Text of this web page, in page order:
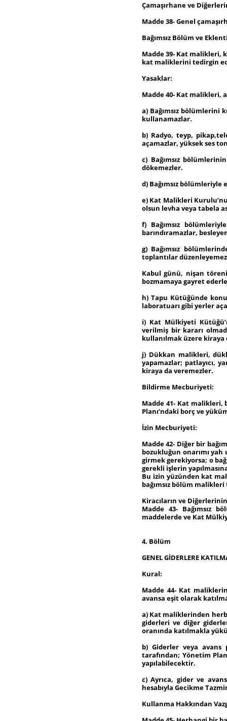
Çamaşırhane ve
Madde 38- Genel
Bağımsız Bölüm ve
Madde 39- Kat malikleri,
kat maliklerini tedirgin
Yasaklar:
Madde 40- Kat malikleri,
a) Bağımsız bölümlerini
kullanamazlar.
b) Radyo, teyp,
açamazlar, yüksek ses
c) Bağımsız
dökemezler.
d) Bağımsız
e) Kat Malikleri
olsun levha veya tabela
f) Bağımsız
barındıramazlar,
g) Bağımsız
toplantılar
Kabul günü, nişan
bozmamaya gayret
h) Tapu Kütüğünde
laboratuarı gibi yerler
i) Kat Mülkiyeti
verilmiş bir kararı
kullanılmak üzere kiraya
j) Dükkan malikleri,
yapamazlar; patlayıcı,
kiraya da veremezler.
Bildirme Mecburiyeti:
Madde 41- Kat malikleri,
Planı’ndaki borç ve
İzin Mecburiyeti:
Madde 42- Diğer bir
bozukluğun onarımı
girmek gerekiyorsa; o
gerekli işlerin
Bu izin yüzünden kat
bağımsız bölüm
Kiracıların ve
Madde 43- Bağımsız
maddelerde ve Kat
4. Bölüm
GENEL GİDERLERE
Kural:
Madde 44- Kat
avansa eşit olarak
a) Kat maliklerinden
giderleri ve diğer
oranında katılmakla
b) Giderler veya
tarafından; Yönetim
yapılabilecektir.
c) Ayrıca, gider ve
hesabıyla Gecikme
Kullanma Hakkından